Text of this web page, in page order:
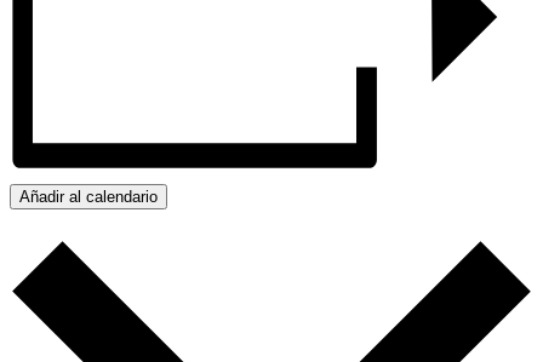
Añadir al calendario